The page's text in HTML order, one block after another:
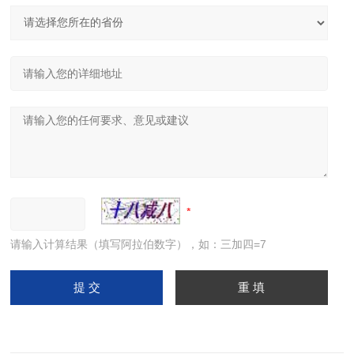
请输入计算结果（填写阿拉伯数字），如：三加四=7